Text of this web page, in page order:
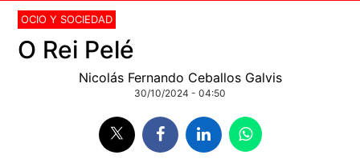
OCIO Y SOCIEDAD
O Rei Pelé
Nicolás Fernando Ceballos Galvis
30/10/2024 - 04:50